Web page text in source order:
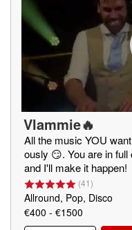
Vlammie🔥
All the music YOU
ously 😏. You are in
and I'll make it happen!
(41)
Allround, Pop, Disco
€400 - €1500